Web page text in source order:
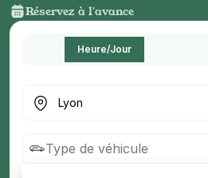
Réservez à l'avance
Heure/Jour
Où cherchez-vous un parking ?
Type de véhicule